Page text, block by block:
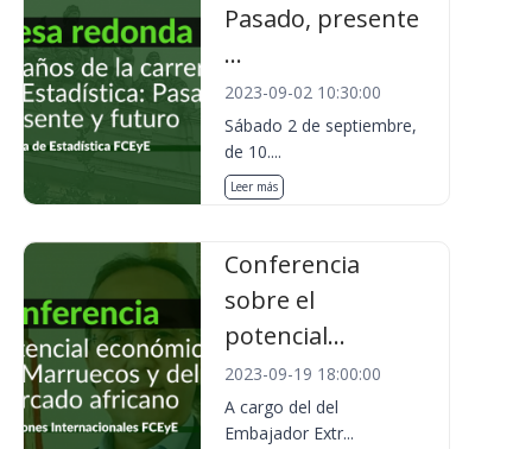
Pasado, presente
...
2023-09-02 10:30:00
Sábado 2 de septiembre,
de 10....
Leer más
Conferencia
sobre el
potencial...
2023-09-19 18:00:00
A cargo del del
Embajador Extr...